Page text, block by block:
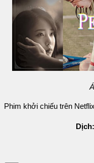
Phim khởi chiếu trên